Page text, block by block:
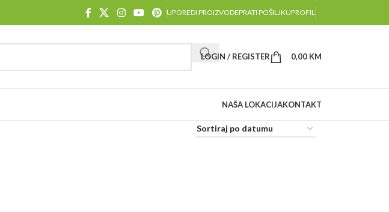
UPOREDI PROIZVODEPRATI POŠILJKUPROFIL
LOGIN / REGISTER 0,00 KM
NAŠA LOKACIJAKONTAKT